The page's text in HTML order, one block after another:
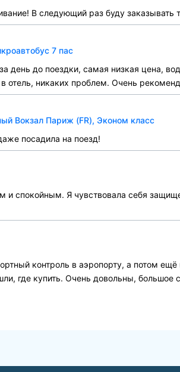
В следующий раз буду заказывать
7 пас
день до поездки, самая низкая цена,
отель, никаких проблем. Очень
Вокзал Париж (FR), Эконом класс
посадила на поезд!
и спокойным. Я чувствовала себя
контроль в аэропорту, а потом ещё
где купить. Очень довольны, большое